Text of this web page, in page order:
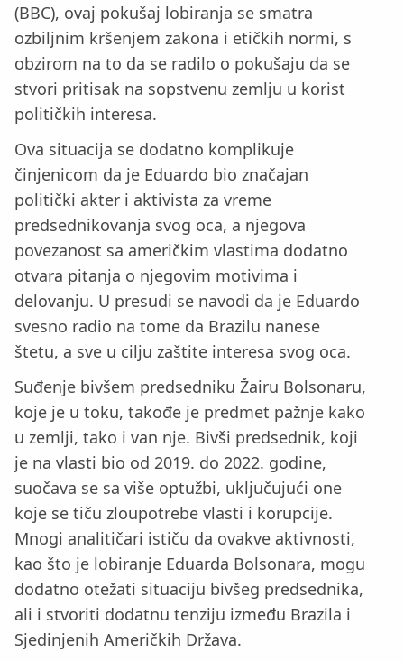
(BBC), ovaj pokušaj lobiranja se smatra
ozbiljnim kršenjem zakona i etičkih normi, s
obzirom na to da se radilo o pokušaju da se
stvori pritisak na sopstvenu zemlju u korist
političkih interesa.
Ova situacija se dodatno komplikuje
činjenicom da je Eduardo bio značajan
politički akter i aktivista za vreme
predsednikovanja svog oca, a njegova
povezanost sa američkim vlastima dodatno
otvara pitanja o njegovim motivima i
delovanju. U presudi se navodi da je Eduardo
svesno radio na tome da Brazilu nanese
štetu, a sve u cilju zaštite interesa svog oca.
Suđenje bivšem predsedniku Žairu Bolsonaru,
koje je u toku, takođe je predmet pažnje kako
u zemlji, tako i van nje. Bivši predsednik, koji
je na vlasti bio od 2019. do 2022. godine,
suočava se sa više optužbi, uključujući one
koje se tiču zloupotrebe vlasti i korupcije.
Mnogi analitičari ističu da ovakve aktivnosti,
kao što je lobiranje Eduarda Bolsonara, mogu
dodatno otežati situaciju bivšeg predsednika,
ali i stvoriti dodatnu tenziju između Brazila i
Sjedinjenih Američkih Država.